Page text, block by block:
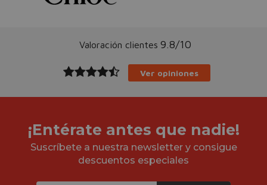
Valoración clientes 9.8/10
Ver opiniones
¡Entérate antes que nadie!
Suscríbete a nuestra newsletter y consigue
descuentos especiales